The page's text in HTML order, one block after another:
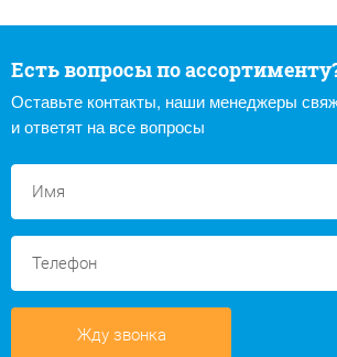
Есть вопросы по
Оставьте контакты, наши менеджеры
и ответят на все вопросы
Жду звонка